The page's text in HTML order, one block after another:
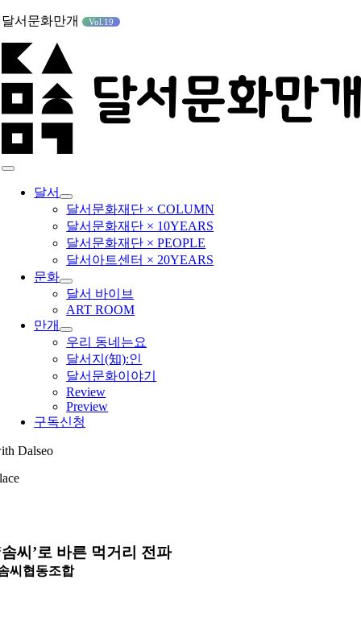
콘
로
건
너
뛰
기
달서문화만개 Vol.19
Toggle
Navigation
달서
달서문화재단 × COLUMN
달서문화재단 × 10YEARS
달서문화재단 × PEOPLE
달서아트센터 × 20YEARS
문화
달서 바이브
ART ROOM
만개
우리 동네는요
달서지(知):인
달서문화이야기
Review
Preview
구독신청
Dalseo
솜씨’로 바른 먹거리 전파
씨협동조합